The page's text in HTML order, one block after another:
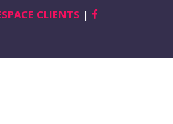
CLIENTS |